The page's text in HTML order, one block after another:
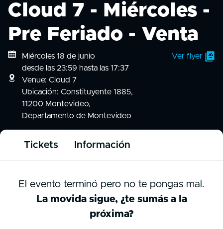
Cloud 7 - Miércoles -
Pre Feriado - Venta
Miércoles 18 de junio
desde las 23:59 hasta las 17:37
Venue: Cloud 7
Ubicación: Constituyente 1885,
11200 Montevideo,
Departamento de Montevideo
Ver flyer
Tickets Información
El evento terminó pero no te pongas mal.
La movida sigue, ¿te sumás a la
próxima?